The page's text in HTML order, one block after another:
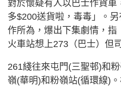
對於懷疑有人以巴士作貨車
多$200送貨啦，毒毒」。
作所為，爆出下集劇情，指
火車站想上273（巴士）但
261綫往來屯門(三聖邨)和
嶺(華明)和粉嶺站(循環線)